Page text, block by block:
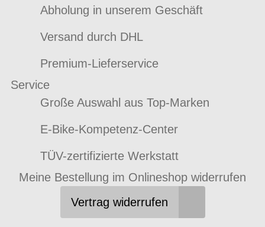
Abholung in unserem Geschäft
Versand durch DHL
Premium-Lieferservice
Service
Große Auswahl aus Top-Marken
E-Bike-Kompetenz-Center
TÜV-zertifizierte Werkstatt
Meine Bestellung im Onlineshop widerrufen
Vertrag widerrufen